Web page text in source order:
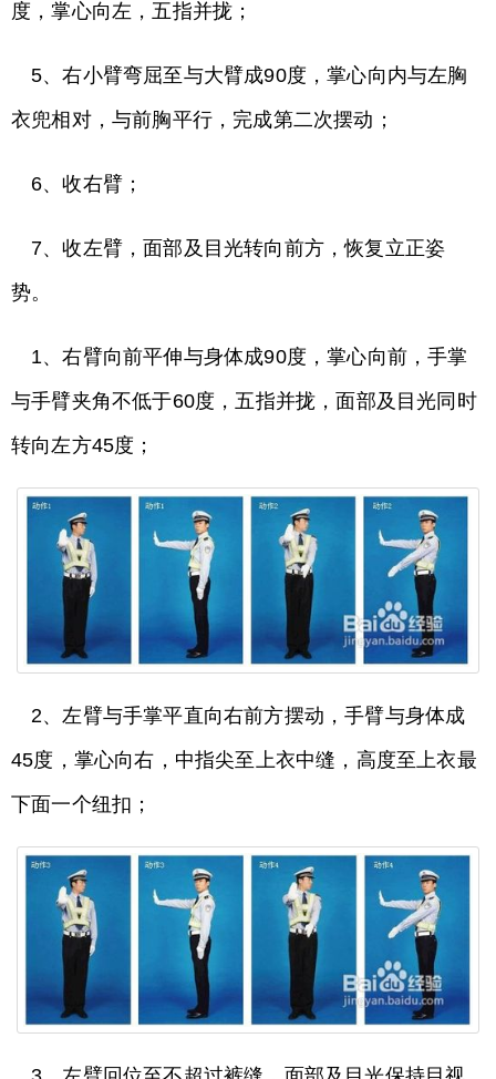
度，掌心向左，五指并拢；
5、右小臂弯屈至与大臂成90度，掌心向内与左胸
衣兜相对，与前胸平行，完成第二次摆动；
6、收右臂；
7、收左臂，面部及目光转向前方，恢复立正姿
势。
1、右臂向前平伸与身体成90度，掌心向前，手掌
与手臂夹角不低于60度，五指并拢，面部及目光同时
转向左方45度；
2、左臂与手掌平直向右前方摆动，手臂与身体成
45度，掌心向右，中指尖至上衣中缝，高度至上衣最
下面一个纽扣；